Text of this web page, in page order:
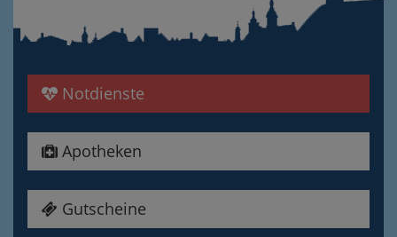
Notdienste
Apotheken
Gutscheine